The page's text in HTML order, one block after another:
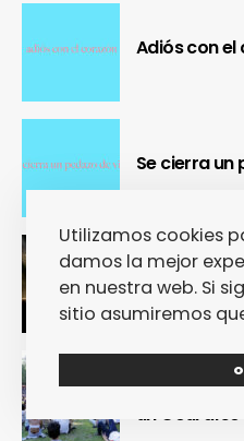
Adiós con
Se cierra un
OUR Fest
la capital
Nuestra
de Coura
un Couraíso
Utilizamos cookies
damos la mejor
en nuestra web. Si
sitio asumiremos